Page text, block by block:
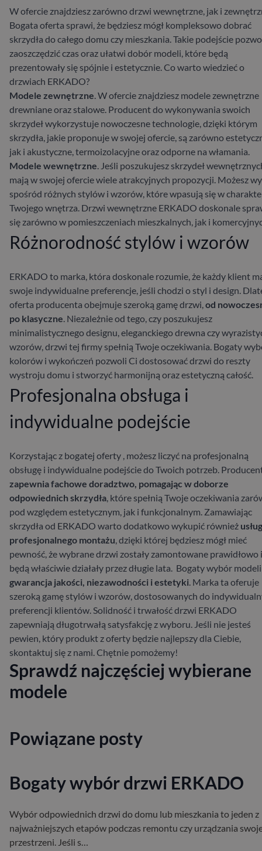
W ofercie znajdziesz zarówno drzwi wewnętrzne, jak i
Bogata oferta sprawi, że będziesz mógł kompleksowo dobrać
skrzydła do całego domu czy mieszkania. Takie podejście
zaoszczędzić czas oraz ułatwi dobór modeli, które będą
prezentowały się spójnie i estetycznie. Co warto wiedzieć o
drzwiach ERKADO?
Modele zewnętrzne . W ofercie znajdziesz modele zewnętrzne
drewniane oraz stalowe. Producent do wykonywania swoich
skrzydeł wykorzystuje nowoczesne technologie, dzięki którym
skrzydła, jakie proponuje w swojej ofercie, są zarówno
jak i akustyczne, termoizolacyjne oraz odporne na włamania.
Modele wewnętrzne . Jeśli poszukujesz skrzydeł
mają w swojej ofercie wiele atrakcyjnych propozycji. Możesz
spośród różnych stylów i wzorów, które wpasują się w
Twojego wnętrza. Drzwi wewnętrzne ERKADO doskonale
się zarówno w pomieszczeniach mieszkalnych, jak i
Różnorodność stylów i wzorów
ERKADO to marka, która doskonale rozumie, że każdy klient
swoje indywidualne preferencje, jeśli chodzi o styl i design.
oferta producenta obejmuje szeroką gamę drzwi, od
po klasyczne . Niezależnie od tego, czy poszukujesz
minimalistycznego designu, eleganckiego drewna czy
wzorów, drzwi tej firmy spełnią Twoje oczekiwania. Bogaty
kolorów i wykończeń pozwoli Ci dostosować drzwi do reszty
wystroju domu i stworzyć harmonijną oraz estetyczną całość.
Profesjonalna obsługa i
indywidualne podejście
Korzystając z bogatej oferty , możesz liczyć na profesjonalną
obsługę i indywidualne podejście do Twoich potrzeb.
zapewnia fachowe doradztwo, pomagając w doborze
odpowiednich skrzydła , które spełnią Twoje oczekiwania
pod względem estetycznym, jak i funkcjonalnym. Zamawiając
skrzydła od ERKADO warto dodatkowo wykupić również
profesjonalnego montażu , dzięki której będziesz mógł mieć
pewność, że wybrane drzwi zostały zamontowane prawidłowo i
będą właściwie działały przez długie lata. Bogaty wybór
gwarancja jakości, niezawodności i estetyki . Marka ta oferuje
szeroką gamę stylów i wzorów, dostosowanych do
preferencji klientów. Solidność i trwałość drzwi ERKADO
zapewniają długotrwałą satysfakcję z wyboru. Jeśli nie jesteś
pewien, który produkt z oferty będzie najlepszy dla Ciebie,
skontaktuj się z nami. Chętnie pomożemy!
Sprawdź najczęściej wybierane
modele
Powiązane posty
Bogaty wybór drzwi ERKADO
Wybór odpowiednich drzwi do domu lub mieszkania to jeden z
najważniejszych etapów podczas remontu czy urządzania
przestrzeni. Jeśli s…